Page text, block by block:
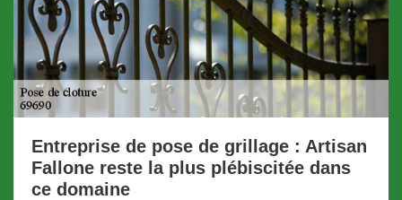
Entreprise de pose de grillage : Artisan
Fallone reste la plus plébiscitée dans
ce domaine